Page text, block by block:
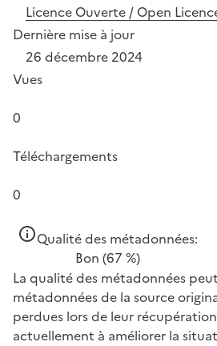
Licence Ouverte / Open
Dernière mise à jour
26 décembre 2024
Vues
0
Téléchargements
0
Qualité des métadonnées:
Bon (67 %)
La qualité des métadonnées
métadonnées de la source
perdues lors de leur
actuellement à améliorer la